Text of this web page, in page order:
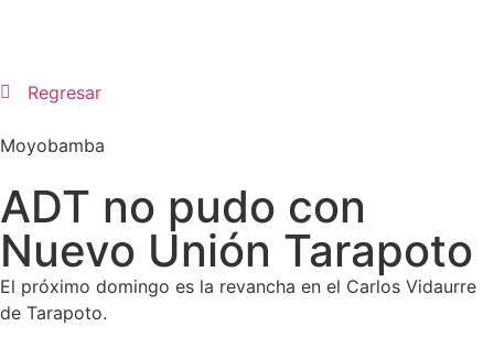
Regresar
Moyobamba
ADT no pudo con
Nuevo Unión Tarapoto
El próximo domingo es la revancha en el Carlos Vidaurre
de Tarapoto.